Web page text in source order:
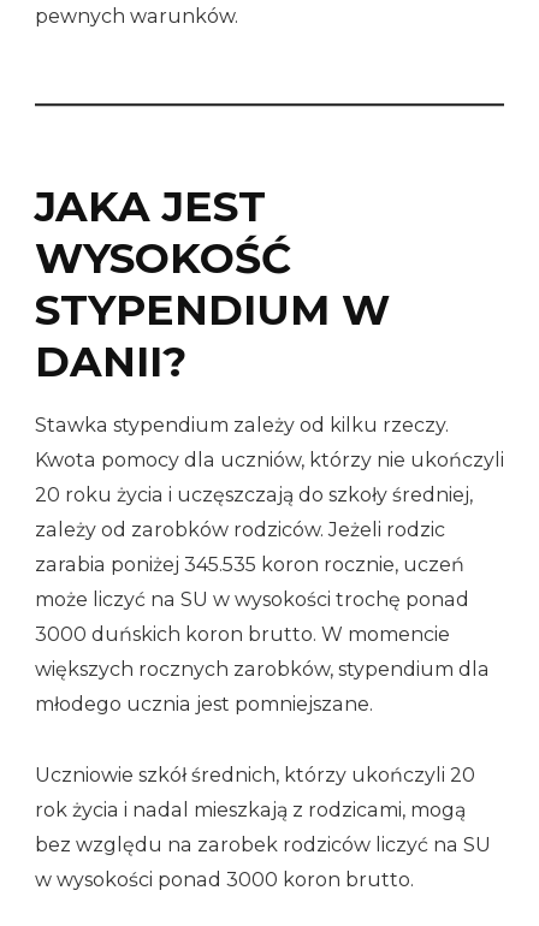
pewnych warunków.
JAKA JEST
WYSOKOŚĆ
STYPENDIUM W
DANII?
Stawka stypendium zależy od kilku rzeczy.
Kwota pomocy dla uczniów, którzy nie ukończyli
20 roku życia i uczęszczają do szkoły średniej,
zależy od zarobków rodziców. Jeżeli rodzic
zarabia poniżej 345.535 koron rocznie, uczeń
może liczyć na SU w wysokości trochę ponad
3000 duńskich koron brutto. W momencie
większych rocznych zarobków, stypendium dla
młodego ucznia jest pomniejszane.
Uczniowie szkół średnich, którzy ukończyli 20
rok życia i nadal mieszkają z rodzicami, mogą
bez względu na zarobek rodziców liczyć na SU
w wysokości ponad 3000 koron brutto.